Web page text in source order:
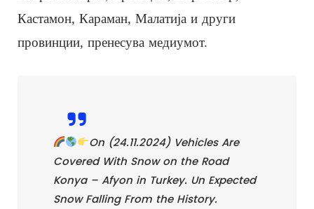
Кастамон, Караман, Малатија и други
провинции, пренесува медиумот.
On (24.11.2024) Vehicles Are
Covered With Snow on the Road
Konya – Afyon in Turkey. Un Expected
Snow Falling From the History.